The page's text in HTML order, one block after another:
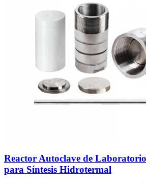
Reactor Autoclave de
para Síntesis Hidrotermal